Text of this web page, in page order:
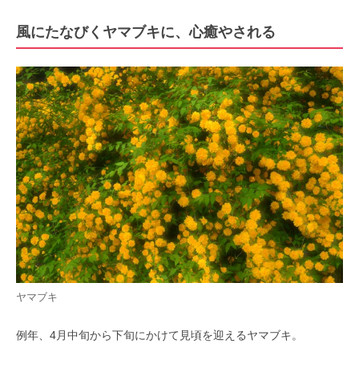
風にたなびくヤマブキに、心癒やされる
ヤマブキ
例年、4月中旬から下旬にかけて見頃を迎えるヤマブキ。